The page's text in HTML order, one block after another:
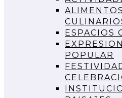
ESPACIOS
POPULAR